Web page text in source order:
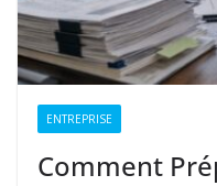
ENTREPRISE
Comment